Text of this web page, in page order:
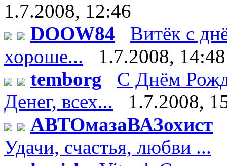
1.7.2008, 12:46
DOOW84
Витёк с
хороше...
1.7.2008, 14:48
temborg
С Днём
Денег, всех...
1.7.2008,
АВТОмазаВАЗохист
Удачи, счастья, любви ...